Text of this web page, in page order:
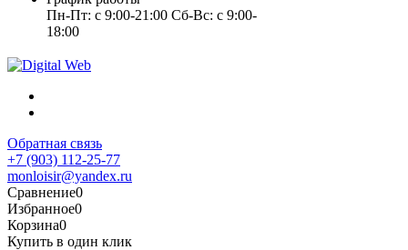
Пн-Пт: с 9:00-21:00 Сб-Вс: с 9:00-
18:00
Обратная связь
+7 (903) 112-25-77
monloisir@yandex.ru
Сравнение0
Избранное0
Корзина0
Купить в один клик